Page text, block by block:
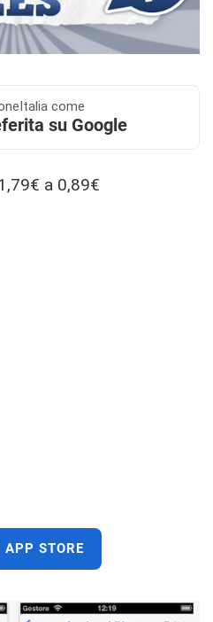
come
su Google
a 0,89€
APP STORE